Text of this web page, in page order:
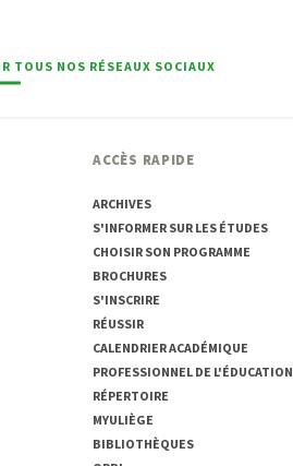
TOUS NOS RÉSEAUX SOCIAUX
ACCÈS RAPIDE
ARCHIVES
S'INFORMER SUR LES ÉTUDES
CHOISIR SON PROGRAMME
BROCHURES
S'INSCRIRE
RÉUSSIR
CALENDRIER ACADÉMIQUE
PROFESSIONNEL DE L'ÉDUCATION
RÉPERTOIRE
MYULIÈGE
BIBLIOTHÈQUES